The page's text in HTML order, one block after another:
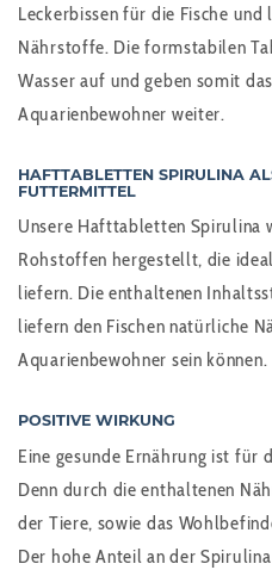
Leckerbissen für die Fische
Nährstoffe. Die formstabilen
Wasser auf und geben somit
Aquarienbewohner weiter.
HAFTTABLETTEN SPIRULINA
FUTTERMITTEL
Unsere Hafttabletten Spirulina
Rohstoffen hergestellt, die
liefern. Die enthaltenen
liefern den Fischen natürliche
Aquarienbewohner sein können.
POSITIVE WIRKUNG
Eine gesunde Ernährung ist für
Denn durch die enthaltenen
der Tiere, sowie das
Der hohe Anteil an der